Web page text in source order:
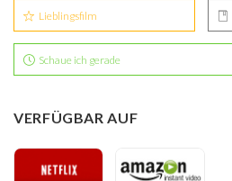
Lieblingsfilm
Schaue ich gerade
VERFÜGBAR AUF